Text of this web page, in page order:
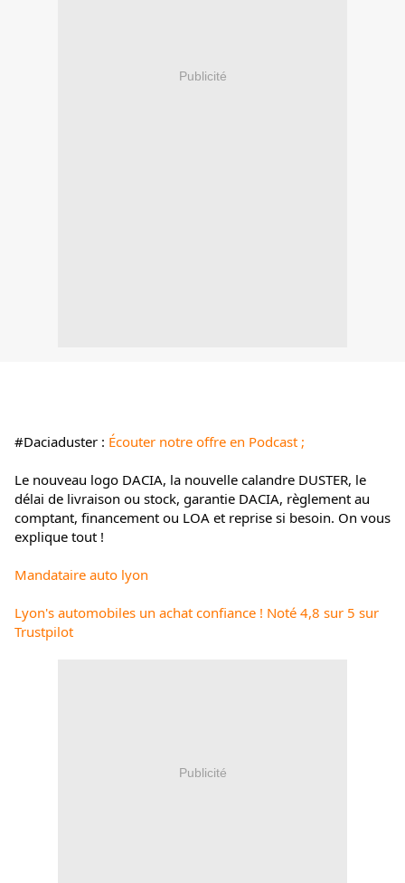
Publicité
#Daciaduster : Écouter notre offre en Podcast ;
Le nouveau logo DACIA, la nouvelle calandre DUSTER, le
délai de livraison ou stock, garantie DACIA, règlement au
comptant, financement ou LOA et reprise si besoin. On vous
explique tout !
Mandataire auto lyon
Lyon's automobiles un achat confiance ! Noté 4,8 sur 5 sur
Trustpilot
Publicité